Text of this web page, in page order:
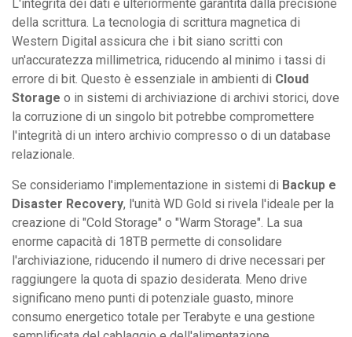
L'integrità dei dati è ulteriormente garantita dalla precisione
della scrittura. La tecnologia di scrittura magnetica di
Western Digital assicura che i bit siano scritti con
un'accuratezza millimetrica, riducendo al minimo i tassi di
errore di bit. Questo è essenziale in ambienti di Cloud
Storage o in sistemi di archiviazione di archivi storici, dove
la corruzione di un singolo bit potrebbe compromettere
l'integrità di un intero archivio compresso o di un database
relazionale.
Se consideriamo l'implementazione in sistemi di Backup e
Disaster Recovery, l'unità WD Gold si rivela l'ideale per la
creazione di "Cold Storage" o "Warm Storage". La sua
enorme capacità di 18TB permette di consolidare
l'archiviazione, riducendo il numero di drive necessari per
raggiungere la quota di spazio desiderata. Meno drive
significano meno punti di potenziale guasto, minore
consumo energetico totale per Terabyte e una gestione